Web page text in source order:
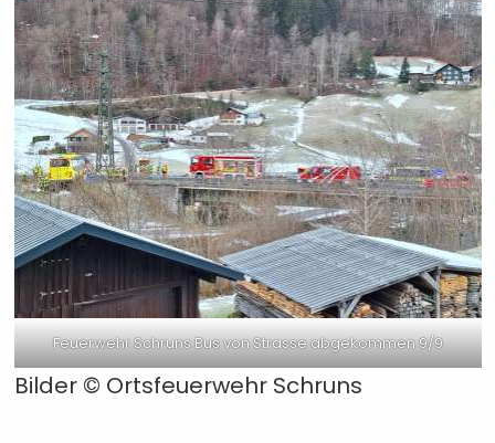
Feuerwehr Schruns Bus von Strasse abgekommen 9/9
Bilder © Ortsfeuerwehr Schruns